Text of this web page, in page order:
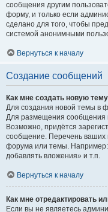
сообщения другим
форму, и только если
сделано для того, чтобы
системой анонимными
Вернуться к началу
Создание сообщений
Как мне создать новую
Для создания новой темы в
Для размещения сообщения
Возможно, придётся
сообщение. Перечень ваших
форума или темы.
добавлять вложения» и т.п.
Вернуться к началу
Как мне отредактировать
Если вы не являетесь